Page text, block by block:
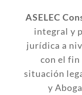
ASELEC
integral y
jurídica a
con el
situación
y